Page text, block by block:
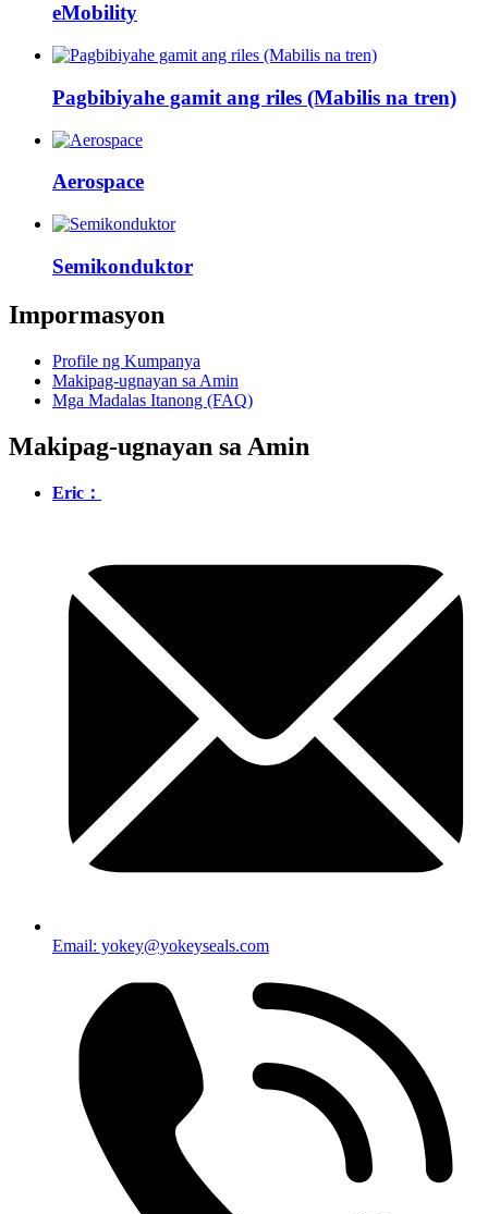
eMobility
Pagbibiyahe gamit ang riles (Mabilis na tren)
Aerospace
Semikonduktor
Impormasyon
Profile ng Kumpanya
Makipag-ugnayan sa Amin
Mga Madalas Itanong (FAQ)
Makipag-ugnayan sa Amin
Eric：
Email: yokey@yokeyseals.com